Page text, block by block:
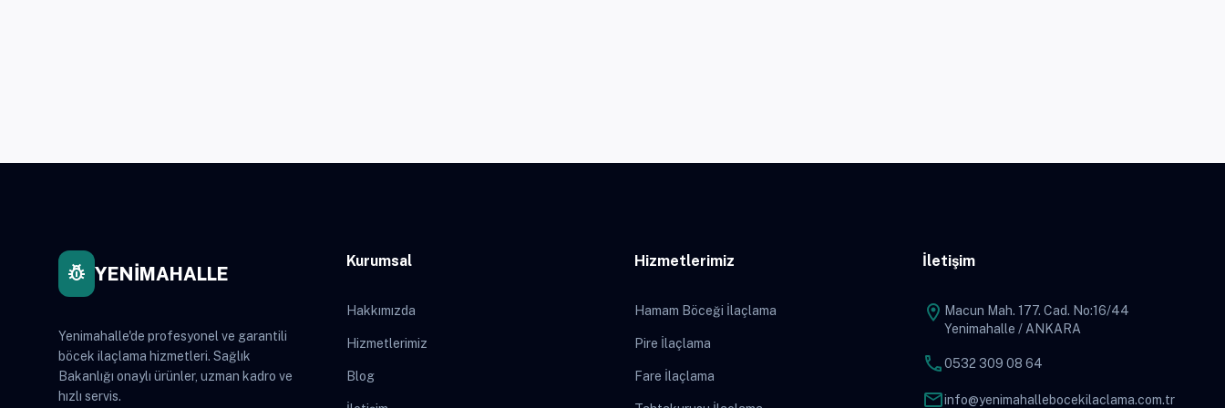
pest_control YENİMAHALLE
Yenimahalle'de profesyonel ve garantili
böcek ilaçlama hizmetleri. Sağlık
Bakanlığı onaylı ürünler, uzman kadro ve
hızlı servis.
Kurumsal
Hakkımızda
Hizmetlerimiz
Blog
Hizmetlerimiz
Hamam Böceği İlaçlama
Pire İlaçlama
Fare İlaçlama
İletişim
location_on Macun Mah. 177. Cad. No:16/44
Yenimahalle / ANKARA
phone0532 309 08 64
mailinfo@yenimahallebocekilaclama.com.tr